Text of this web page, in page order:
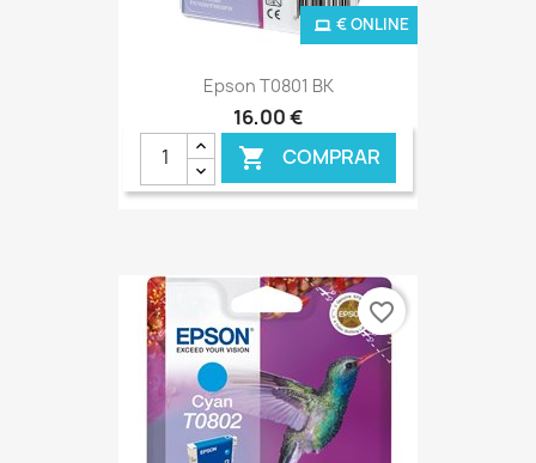
Epson T0801 BK
16,00 €
 COMPRAR
€ ONLINE
favorite_border